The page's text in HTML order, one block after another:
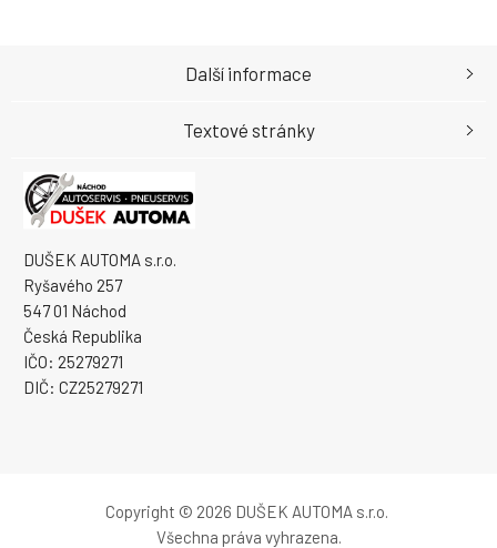
DUŠEK AUTOMA s.r.o.
Ryšavého 257
547 01 Náchod
Česká Republika
IČO: 25279271
DIČ: CZ25279271
Další informace
Textové stránky
Copyright © 2026 DUŠEK AUTOMA s.r.o.
Všechna práva vyhrazena.